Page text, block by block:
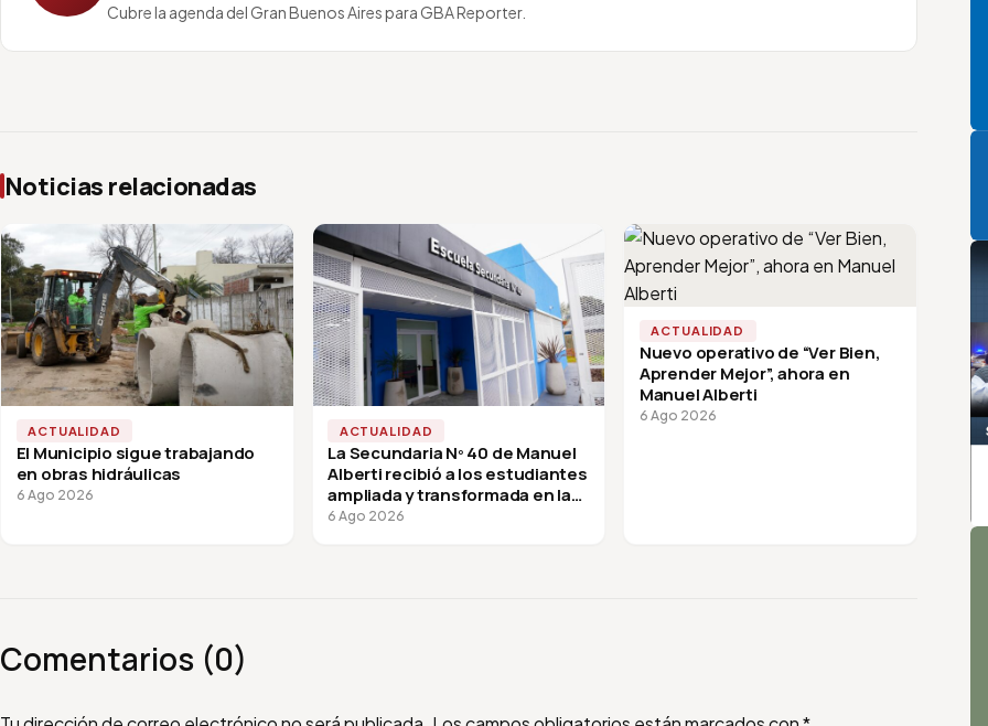
Cubre la agenda del Gran Buenos Aires para GBA Reporter.
Noticias relacionadas
ACTUALIDAD
El Municipio sigue trabajando
en obras hidráulicas
6 Ago 2026
ACTUALIDAD
La Secundaria Nº 40 de Manuel
Alberti recibió a los estudiantes
ampliada y transformada en la
vuelta a clases
6 Ago 2026
ACTUALIDAD
Nuevo operativo de “Ver Bien,
Aprender Mejor”, ahora en
Manuel Alberti
6 Ago 2026
Comentarios (0)